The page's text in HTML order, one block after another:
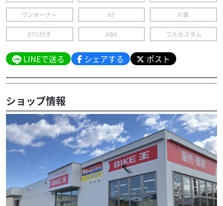
ワンオーナー AT FI車
ETC付き ABS フルカスタム
LINEで送る シェアする ポスト
ショップ情報